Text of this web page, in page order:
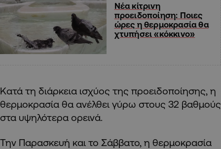
Νέα κίτρινη
προειδοποίηση: Ποιες
ώρες η θερμοκρασία θα
χτυπήσει «κόκκινο»
Κατά τη διάρκεια ισχύος της προειδοποίησης, η
θερμοκρασία θα ανέλθει γύρω στους 32 βαθμούς
στα υψηλότερα ορεινά.
Την Παρασκευή και το Σάββατο, η θερμοκρασία